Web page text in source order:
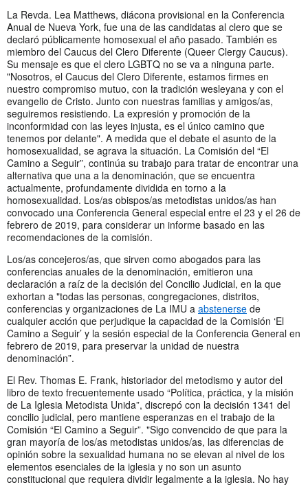
La Revda. Lea Matthews, diácona provisional en la Conferencia
Anual de Nueva York, fue una de las candidatas al clero que se
declaró públicamente homosexual el año pasado. También es
miembro del Caucus del Clero Diferente (Queer Clergy Caucus).
Su mensaje es que el clero LGBTQ no se va a ninguna parte.
"Nosotros, el Caucus del Clero Diferente, estamos firmes en
nuestro compromiso mutuo, con la tradición wesleyana y con el
evangelio de Cristo. Junto con nuestras familias y amigos/as,
seguiremos resistiendo. La expresión y promoción de la
inconformidad con las leyes injusta, es el único camino que
tenemos por delante". A medida que el debate el asunto de la
homosexualidad, se agrava la situación. La Comisión del “El
Camino a Seguir”, continúa su trabajo para tratar de encontrar una
alternativa que una a la denominación, que se encuentra
actualmente, profundamente dividida en torno a la
homosexualidad. Los/as obispos/as metodistas unidos/as han
convocado una Conferencia General especial entre el 23 y el 26 de
febrero de 2019, para considerar un informe basado en las
recomendaciones de la comisión.
Los/as concejeros/as, que sirven como abogados para las
conferencias anuales de la denominación, emitieron una
declaración a raíz de la decisión del Concilio Judicial, en la que
exhortan a "todas las personas, congregaciones, distritos,
conferencias y organizaciones de La IMU a abstenerse de
cualquier acción que perjudique la capacidad de la Comisión ‘El
Camino a Seguir’ y la sesión especial de la Conferencia General en
febrero de 2019, para preservar la unidad de nuestra
denominación”.
El Rev. Thomas E. Frank, historiador del metodismo y autor del
libro de texto frecuentemente usado “Política, práctica, y la misión
de La Iglesia Metodista Unida”, discrepó con la decisión 1341 del
concilio judicial, pero mantiene esperanzas en el trabajo de la
Comisión “El Camino a Seguir”. "Sigo convencido de que para la
gran mayoría de los/as metodistas unidos/as, las diferencias de
opinión sobre la sexualidad humana no se elevan al nivel de los
elementos esenciales de la iglesia y no son un asunto
constitucional que requiera dividir legalmente a la iglesia. No hay